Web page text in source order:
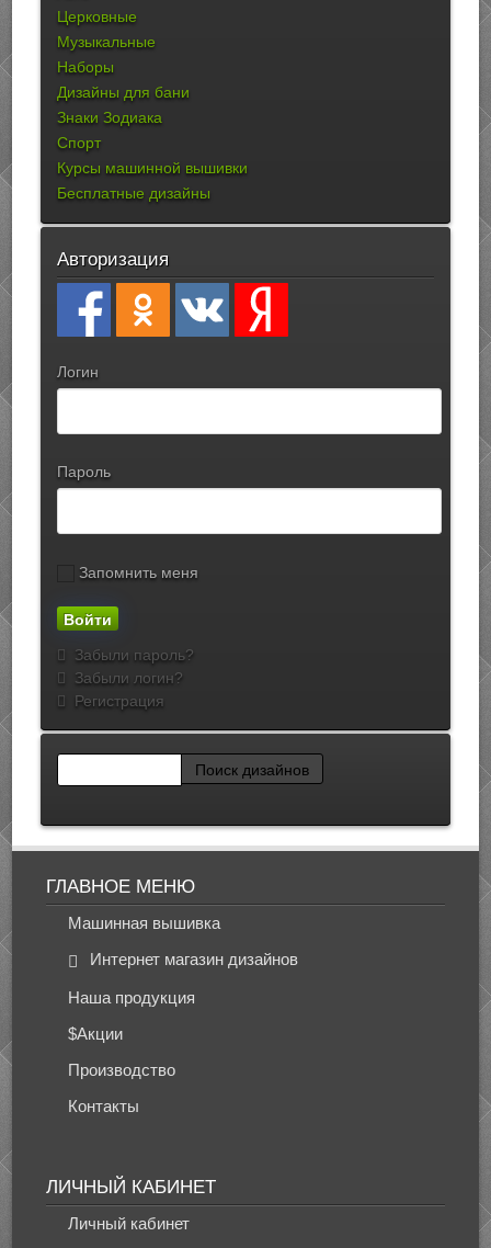
Церковные
Музыкальные
Наборы
Дизайны для бани
Знаки Зодиака
Спорт
Курсы машинной вышивки
Бесплатные дизайны
Авторизация
Логин
Пароль
Запомнить меня
Забыли пароль?
Забыли логин?
Регистрация
ГЛАВНОЕ МЕНЮ
Машинная вышивка
Интернет магазин дизайнов
Наша продукция
$Акции
Производство
Контакты
ЛИЧНЫЙ КАБИНЕТ
Личный кабинет